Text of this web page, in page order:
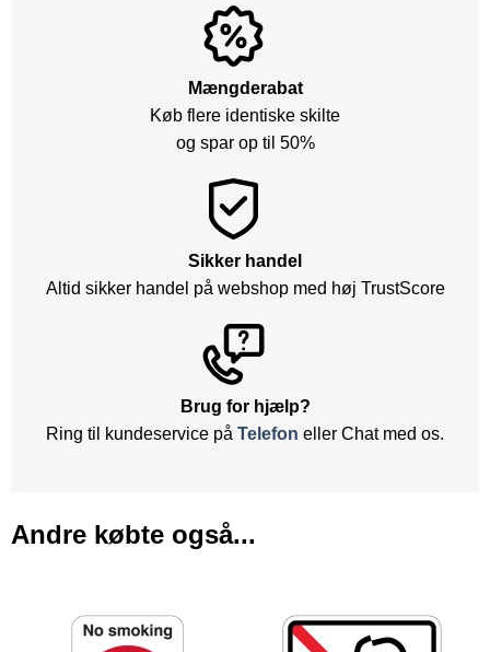
Mængderabat
Køb flere identiske skilte
og spar op til 50%
Sikker handel
Altid sikker handel på webshop med høj TrustScore
Brug for hjælp?
Ring til kundeservice på Telefon eller Chat med os.
Andre købte også...